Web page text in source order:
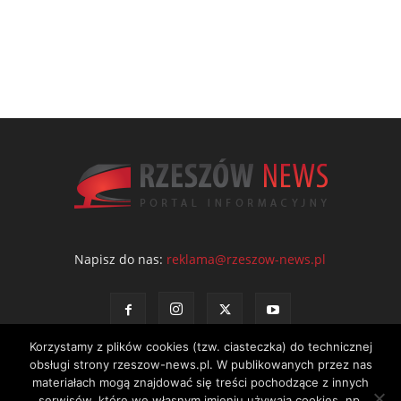
Napisz do nas: reklama@rzeszow-news.pl
Korzystamy z plików cookies (tzw. ciasteczka) do technicznej
obsługi strony rzeszow-news.pl. W publikowanych przez nas
materiałach mogą znajdować się treści pochodzące z innych